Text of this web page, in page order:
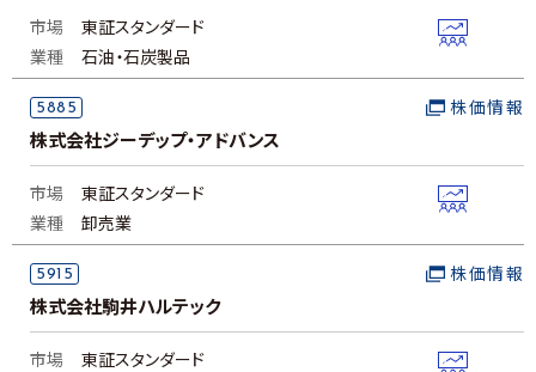
市場
東証スタンダード
業種
石油・石炭製品
5885
株式会社ジーデップ・アドバンス
株価情報
市場
東証スタンダード
業種
卸売業
5915
株式会社駒井ハルテック
株価情報
市場
東証スタンダード